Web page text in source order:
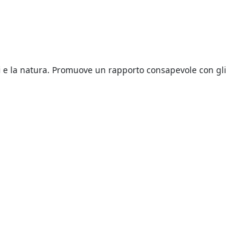
la natura. Promuove un rapporto consapevole con